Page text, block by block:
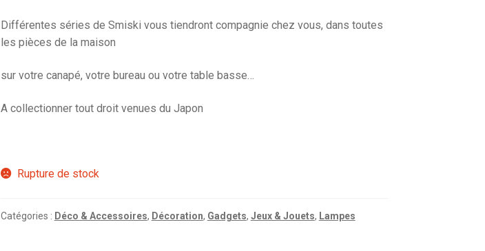
Différentes séries de Smiski vous tiendront compagnie chez vous, dans toutes
les pièces de la maison
sur votre canapé, votre bureau ou votre table basse…
A collectionner tout droit venues du Japon
Rupture de stock
Catégories : Déco & Accessoires, Décoration, Gadgets, Jeux & Jouets, Lampes